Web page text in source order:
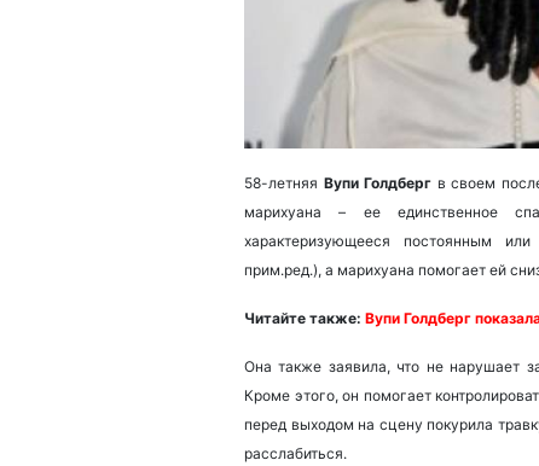
58-летняя Вупи Голдберг в своем
марихуана – ее единственное
характеризующееся постоянным
прим.ред.), а марихуана помогает ей
Читайте также: Вупи Голдберг
Она также заявила, что не нарушает
Кроме этого, он помогает
перед выходом на сцену покурила
расслабиться.